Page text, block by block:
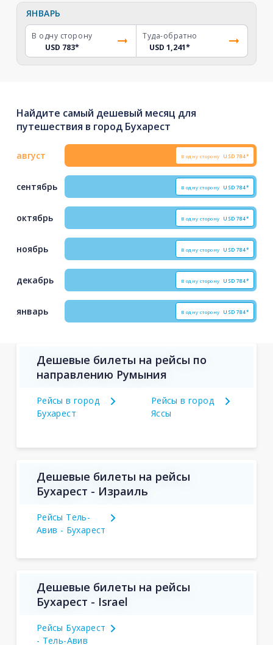
ЯНВАРЬ
В одну сторону
USD 783*
Туда-обратно
USD 1,241*
Найдите самый дешевый месяц для
путешествия в город Бухарест
август В одну сторону USD 784*
сентябрь В одну сторону USD 784*
октябрь В одну сторону USD 784*
ноябрь В одну сторону USD 784*
декабрь В одну сторону USD 784*
январь В одну сторону USD 784*
Дешевые билеты на рейсы по
направлению Румыния
Рейсы в город
Бухарест
Рейсы в город
Яссы
Дешевые билеты на рейсы
Бухарест - Израиль
Рейсы Тель-
Авив - Бухарест
Дешевые билеты на рейсы
Бухарест - Israel
Рейсы Бухарест
- Тель-Авив